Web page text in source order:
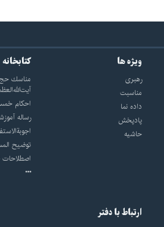
ویژه ها
رهبری
مناسبت
داده نما
پادپخش
حاشیه
کتابخانه
مناسك
احکام
رساله
توضيح
ارتباط با دفتر